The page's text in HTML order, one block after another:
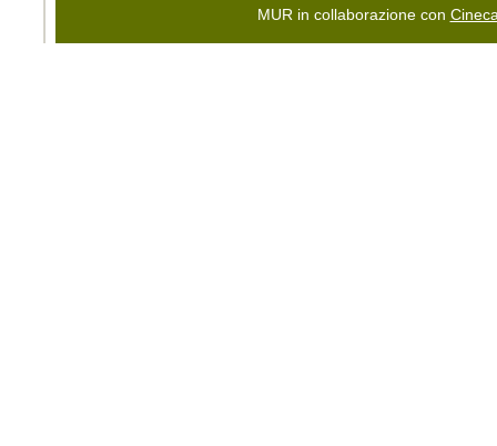
MUR in collaborazione con